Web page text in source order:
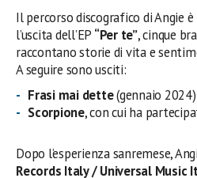
Il percorso discografico di Angie
l’uscita dell’EP “Per te”, cinque
raccontano storie di vita e
A seguire sono usciti:
Frasi mai dette(gennaio 2024)
Scorpione, con cui ha
Dopo l’esperienza sanremese,
Records Italy / Universal Music